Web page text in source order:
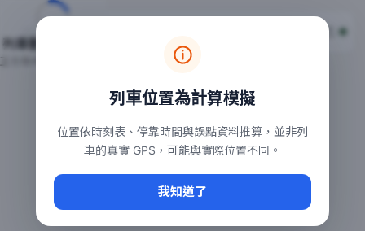
台鐵列車即時位置地圖
本頁顯示目前全台鐵運行中的列車位置，涵蓋自強、普悠瑪、
常用查詢：
、台中車站即時動態
台鐵即時動態
列車位置為計算模擬
位置依時刻表、停靠時間與誤點資料推算，並非列
車的真實 GPS，可能與實際位置不同。
我知道了
列車動態載入中…